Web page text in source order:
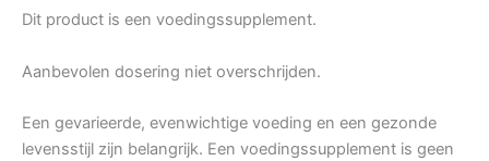
Dit product is een voedingssupplement.
Aanbevolen dosering niet overschrijden.
Een gevarieerde, evenwichtige voeding en een gezonde
levensstijl zijn belangrijk. Een voedingssupplement is geen